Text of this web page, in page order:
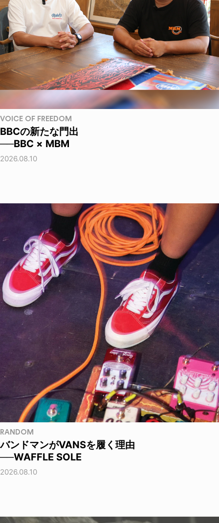
VOICE OF FREEDOM
BBCの新たな門出
──BBC × MBM
2026.08.10
RANDOM
バンドマンがVANSを履く理由
──WAFFLE SOLE
2026.08.10